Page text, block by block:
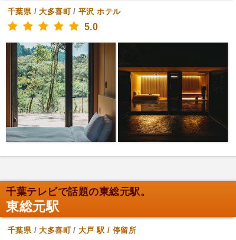
千葉県/大多喜町/平沢 ホテル
5.0
千葉テレビで話題の東総元駅。
東総元駅
千葉県/大多喜町/大戸 駅 / 停留所